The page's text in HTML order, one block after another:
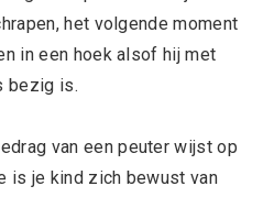
het volgende moment
in een hoek alsof hij met
bezig is.
van een peuter wijst op
is je kind zich bewust van